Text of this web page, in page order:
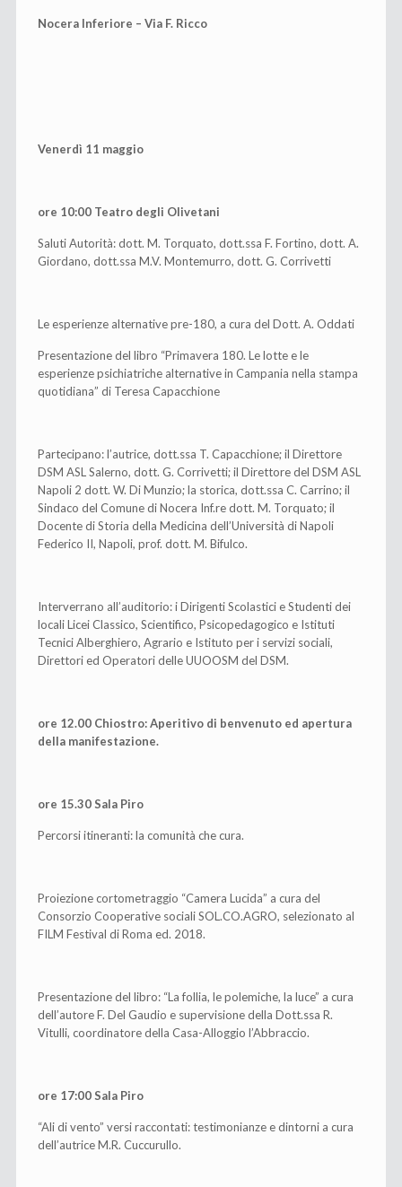
Nocera Inferiore – Via F. Ricco
Venerdì 11 maggio
ore 10:00 Teatro degli Olivetani
Saluti Autorità: dott. M. Torquato, dott.ssa F. Fortino, dott. A.
Giordano, dott.ssa M.V. Montemurro, dott. G. Corrivetti
Le esperienze alternative pre-180, a cura del Dott. A. Oddati
Presentazione del libro “Primavera 180. Le lotte e le
esperienze psichiatriche alternative in Campania nella stampa
quotidiana” di Teresa Capacchione
Partecipano: l’autrice, dott.ssa T. Capacchione; il Direttore
DSM ASL Salerno, dott. G. Corrivetti; il Direttore del DSM ASL
Napoli 2 dott. W. Di Munzio; la storica, dott.ssa C. Carrino; il
Sindaco del Comune di Nocera Inf.re dott. M. Torquato; il
Docente di Storia della Medicina dell’Università di Napoli
Federico II, Napoli, prof. dott. M. Bifulco.
Interverrano all’auditorio: i Dirigenti Scolastici e Studenti dei
locali Licei Classico, Scientifico, Psicopedagogico e Istituti
Tecnici Alberghiero, Agrario e Istituto per i servizi sociali,
Direttori ed Operatori delle UUOOSM del DSM.
ore 12.00 Chiostro: Aperitivo di benvenuto ed apertura
della manifestazione.
ore 15.30 Sala Piro
Percorsi itineranti: la comunità che cura.
Proiezione cortometraggio “Camera Lucida” a cura del
Consorzio Cooperative sociali SOL.CO.AGRO, selezionato al
FILM Festival di Roma ed. 2018.
Presentazione del libro: “La follia, le polemiche, la luce” a cura
dell’autore F. Del Gaudio e supervisione della Dott.ssa R.
Vitulli, coordinatore della Casa-Alloggio l’Abbraccio.
ore 17:00 Sala Piro
“Ali di vento” versi raccontati: testimonianze e dintorni a cura
dell’autrice M.R. Cuccurullo.